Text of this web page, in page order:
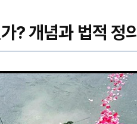
? 개념과 법적 정의